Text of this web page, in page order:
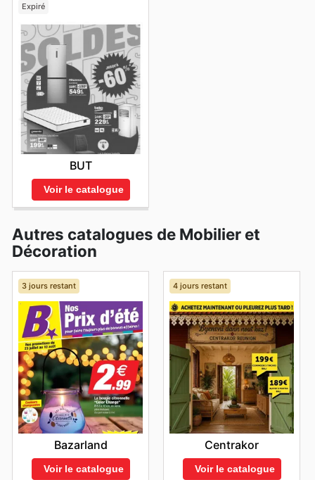
Expiré
BUT
Voir le catalogue
Autres catalogues de Mobilier et
Décoration
3 jours restant
Bazarland
Voir le catalogue
4 jours restant
Centrakor
Voir le catalogue